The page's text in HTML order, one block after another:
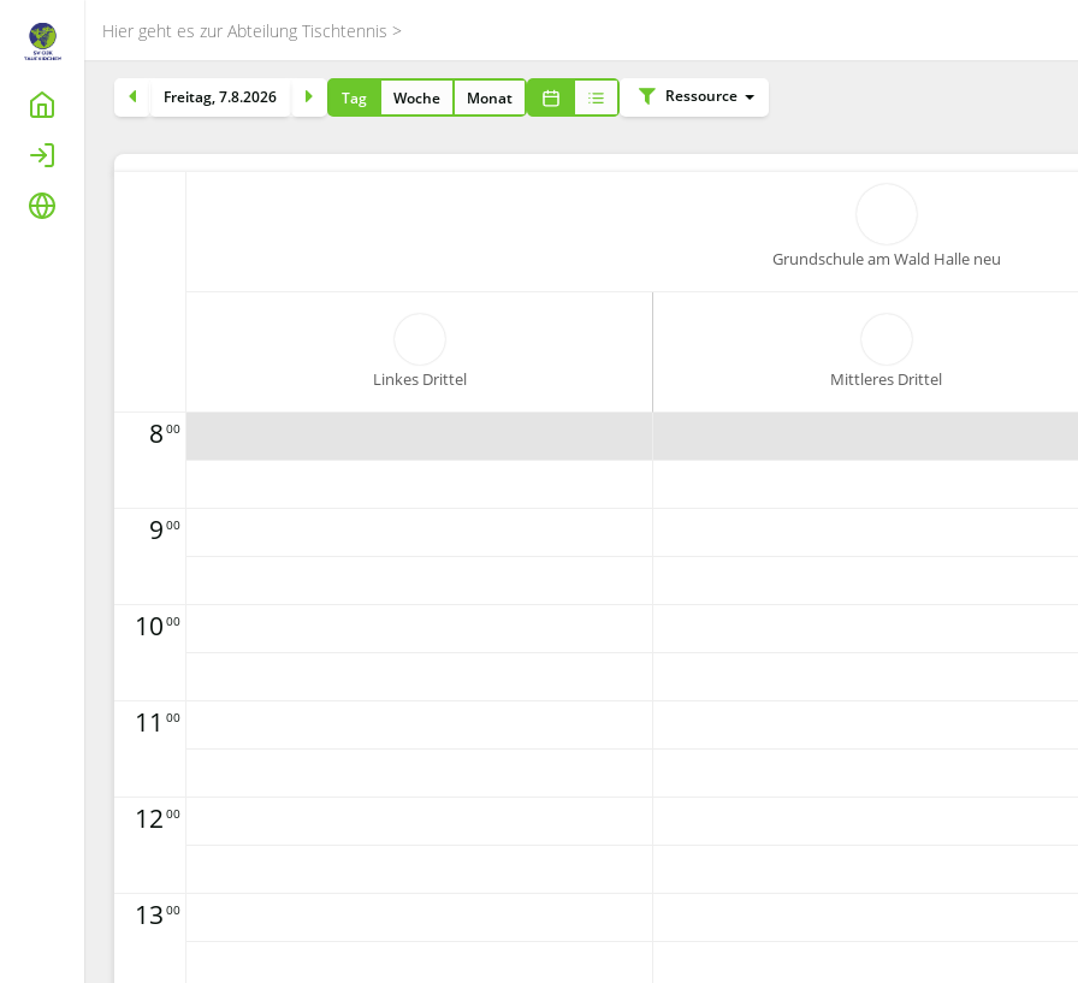
Home
Login
Hier geht es zur Abteilung Tischtennis >
Freitag,7.8.2026 Tag Woche Monat Ressource
Grundschule am Wald Halle neu
Linkes Drittel Mittleres Drittel
8 00
9 00
10 00
11 00
12 00
13 00